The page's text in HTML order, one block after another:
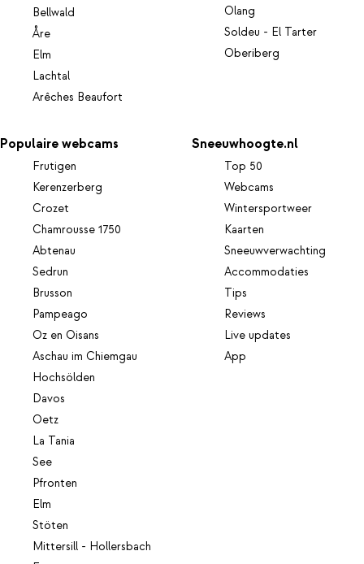
Bellwald
Åre
Elm
Lachtal
Arêches Beaufort
Olang
Soldeu - El Tarter
Oberiberg
Populaire webcams
Frutigen
Kerenzerberg
Crozet
Chamrousse 1750
Abtenau
Sedrun
Brusson
Pampeago
Oz en Oisans
Aschau im Chiemgau
Hochsölden
Davos
Oetz
La Tania
See
Pfronten
Elm
Stöten
Mittersill - Hollersbach
Sneeuwhoogte.nl
Top 50
Webcams
Wintersportweer
Kaarten
Sneeuwverwachting
Accommodaties
Tips
Reviews
Live updates
App